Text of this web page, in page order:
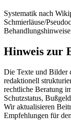
Systematik nach
Schmierläuse/
Hinweis zur
Die Texte und Bilder
redaktionell
rechtliche Beratung
Schutzstatus,
Wir aktualisieren
Empfehlungen für